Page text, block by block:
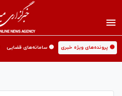
🟡 پرونده‌های ویژه خبری 🟡 سامانه‌های قضایی